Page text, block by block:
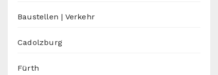
Baustellen | Verkehr
Cadolzburg
Fürth